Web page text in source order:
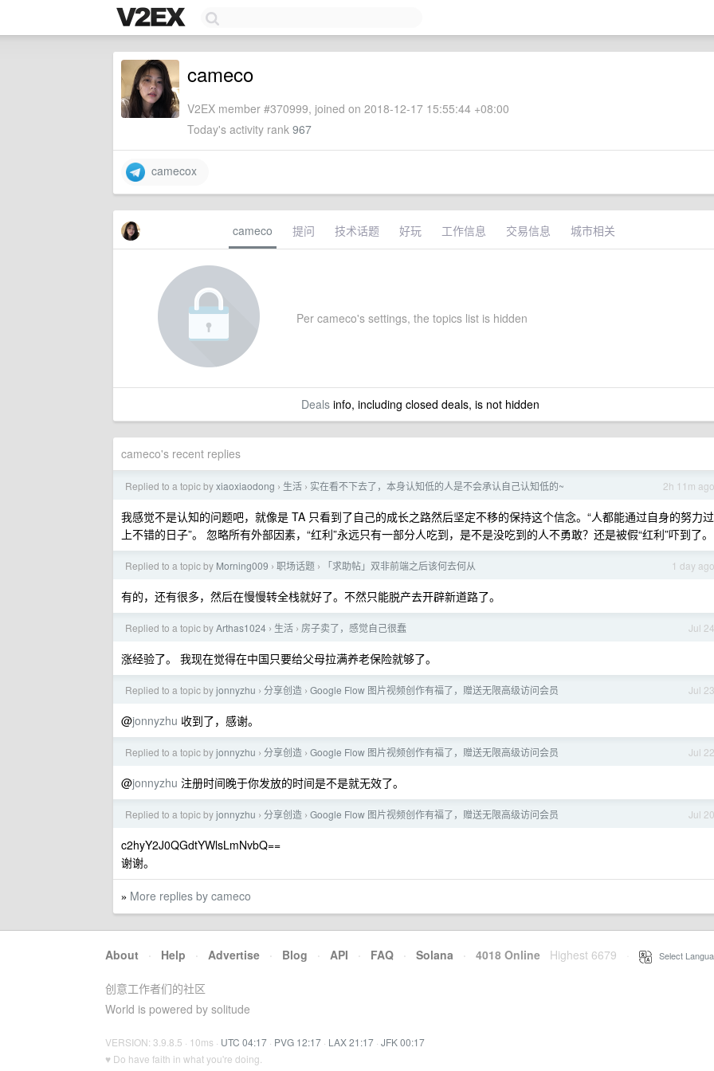
cameco
V2EX member #370999, joined on 2018-12-17 15:55:44 +08:00
Today's activity rank 967
camecox
cameco 提问 技术话题 好玩 工作信息 交易信息 城市相关
Per cameco's settings, the topics list is hidden
Dealsinfo, including closed deals, is not hidden
cameco's recent replies
2h 11m ago
Replied to a topic byxiaoxiaodong › 生活 › 实在看不下去了，本身认知低的人是不会承认自己认知低的~
我感觉不是认知的问题吧，就像是 TA 只看到了自己的成长之路然后坚定不移的保持这个信念。“人都能通过自身的努力过
上不错的日子”。 忽略所有外部因素，“红利”永远只有一部分人吃到，是不是没吃到的人不勇敢？还是被假“红利”吓到了。
1 day ago
Replied to a topic by Morning009 › 职场话题 › 「求助帖」双非前端之后该何去何从
有的，还有很多，然后在慢慢转全栈就好了。不然只能脱产去开辟新道路了。
Jul 24
Replied to a topic byArthas1024 › 生活 › 房子卖了，感觉自己很蠢
涨经验了。 我现在觉得在中国只要给父母拉满养老保险就够了。
Jul 23
Replied to a topic byjonnyzhu › 分享创造 › Google Flow 图片视频创作有福了，赠送无限高级访问会员
@jonnyzhu 收到了，感谢。
Jul 22
Replied to a topic byjonnyzhu › 分享创造 › Google Flow 图片视频创作有福了，赠送无限高级访问会员
@jonnyzhu 注册时间晚于你发放的时间是不是就无效了。
Jul 20
Replied to a topic byjonnyzhu › 分享创造 › Google Flow 图片视频创作有福了，赠送无限高级访问会员
c2hyY2J0QGdtYWlsLmNvbQ==
谢谢。
» More replies by cameco
About · Help · Advertise · Blog · API · FAQ · Solana · 4018 Online Highest 6679 Select
创意工作者们的社区
World is powered by solitude
VERSION: 3.9.8.5 · 10ms · UTC 04:17 · PVG 12:17 · LAX 21:17 · JFK 00:17
♥ Do have faith in what you're doing.